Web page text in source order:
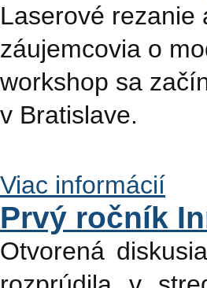
Laserové
záujemcovia o
workshop sa
v Bratislave.
Viac informácií
Prvý ročník
Otvorená